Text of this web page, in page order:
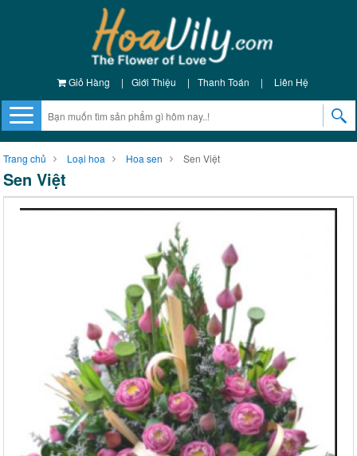
Giỏ Hàng | Giới Thiệu | Thanh Toán | Liên Hệ
Trang chủ Loại hoa Hoa sen Sen Việt
Sen Việt